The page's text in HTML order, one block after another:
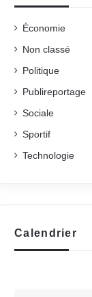
Économie
Non classé
Politique
Publireportage
Sociale
Sportif
Technologie
Calendrier